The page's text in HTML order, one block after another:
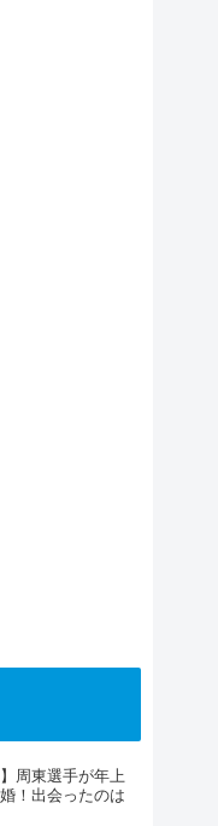
周東選手が年上
！出会ったのは